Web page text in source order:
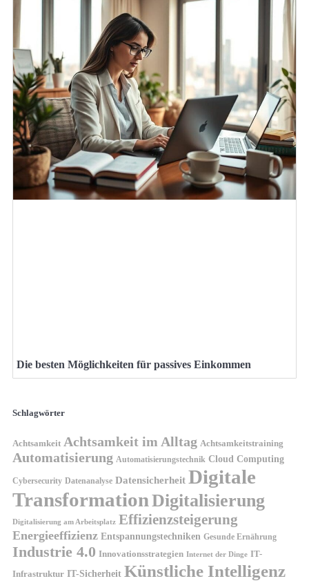
Die besten Möglichkeiten für passives Einkommen
Schlagwörter
Achtsamkeit Achtsamkeit im Alltag Achtsamkeitstraining
Automatisierung Automatisierungstechnik Cloud Computing
Cybersecurity Datenanalyse Datensicherheit Digitale
TransformationDigitalisierung
Digitalisierung am Arbeitsplatz Effizienzsteigerung
Energieeffizienz Entspannungstechniken Gesunde Ernährung
Industrie 4.0 Innovationsstrategien Internet der Dinge IT-
Infrastruktur IT-Sicherheit Künstliche Intelligenz